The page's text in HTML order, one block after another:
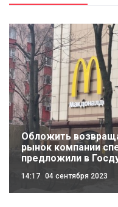
Обложить
рынок компании
предложили в
14:17 04 сентября 2023